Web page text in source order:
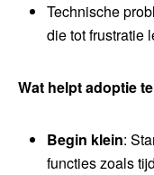
Technische
die tot frustratie
Wat helpt adoptie
Begin klein:
functies zoals